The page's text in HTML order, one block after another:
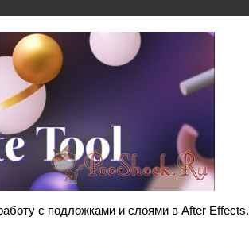
с подложками и слоями в After Effects.